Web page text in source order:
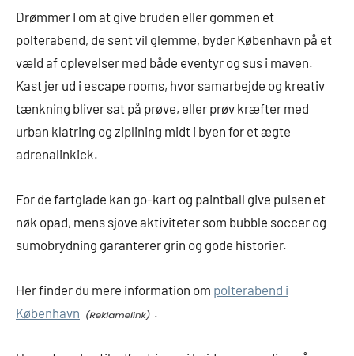
Drømmer I om at give bruden eller gommen et
polterabend, de sent vil glemme, byder København på et
væld af oplevelser med både eventyr og sus i maven.
Kast jer ud i escape rooms, hvor samarbejde og kreativ
tænkning bliver sat på prøve, eller prøv kræfter med
urban klatring og ziplining midt i byen for et ægte
adrenalinkick.
For de fartglade kan go-kart og paintball give pulsen et
nøk opad, mens sjove aktiviteter som bubble soccer og
sumobrydning garanterer grin og gode historier.
Her finder du mere information om polterabend i
København
.